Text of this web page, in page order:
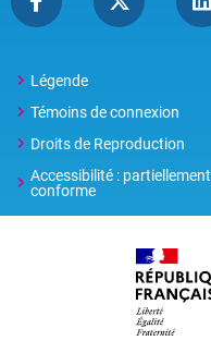
Légende
Témoins de connexion
Droits de Reproduction
Accessibilité : partiellement
conforme